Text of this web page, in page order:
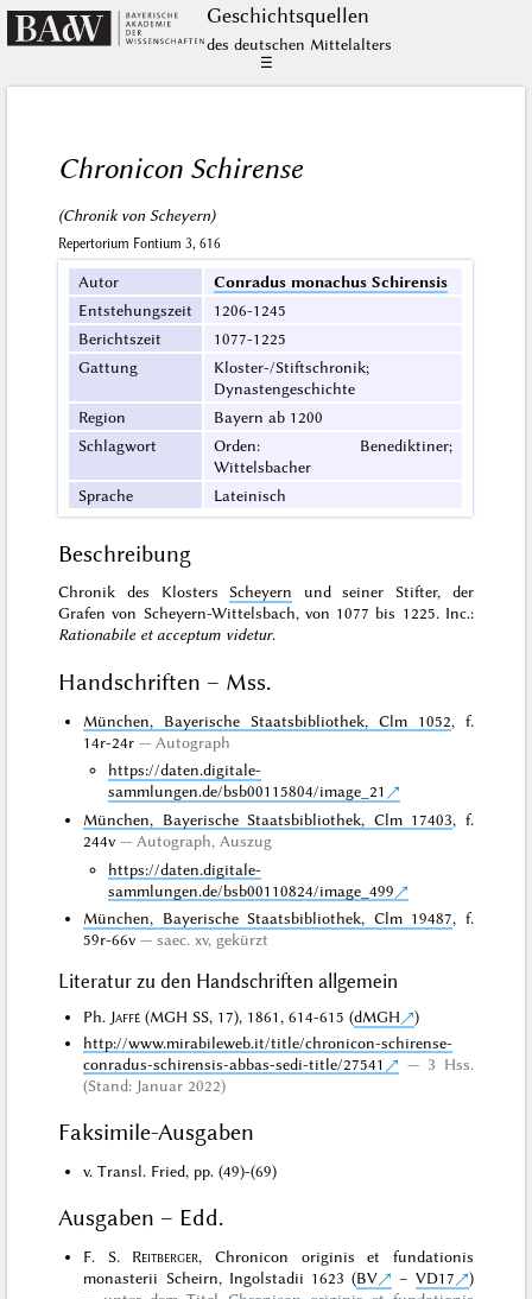
Geschichts­quellen
des deutschen Mittelalters
☰
Chronicon Schirense
(Chronik von Scheyern)
Repertorium Fontium 3, 616
Autor
Conradus monachus Schirensis
Entstehungszeit
1206-1245
Berichtszeit
1077-1225
Gattung
Kloster-/Stiftschronik;
Dynastengeschichte
Region
Bayern ab 1200
Schlagwort
Orden: Benediktiner;
Wittelsbacher
Sprache
Lateinisch
Beschreibung
Chronik des KlostersScheyern und seiner Stifter, der
Grafen von Scheyern-Wittelsbach, von 1077 bis 1225. Inc.:
Rationabile et acceptum videtur.
Handschriften – Mss.
München, Bayerische Staatsbibliothek, Clm 1052, f.
14r-24r
Autograph
https://daten.digitale-
sammlungen.de/bsb00115804/image_21
München, Bayerische Staatsbibliothek, Clm 17403, f.
244v
Autograph, Auszug
https://daten.digitale-
sammlungen.de/bsb00110824/image_499
München, Bayerische Staatsbibliothek, Clm 19487, f.
59r-66v
saec. xv, gekürzt
Literatur zu den Handschriften allgemein
Ph. Jaffé (MGH SS, 17), 1861, 614-615 (dMGH
)
http://www.mirabileweb.it/title/chronicon-schirense-
conradus-schirensis-abbas-sedi-title/27541
3 Hss.
(Stand: Januar 2022)
Faksimile-Ausgaben
v. Transl. Fried, pp. (49)-(69)
Ausgaben – Edd.
F. S. Reitberger, Chronicon originis et fundationis
monasterii Scheirn, Ingolstadii 1623 (BV – VD17
)